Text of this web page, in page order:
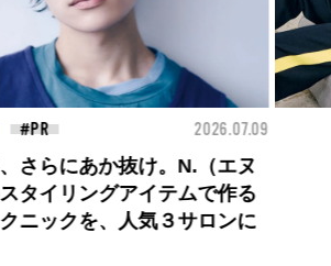
2026.07.09
い世界へようこそ。大胆な
とレイヤードの先に。装う
スピリット